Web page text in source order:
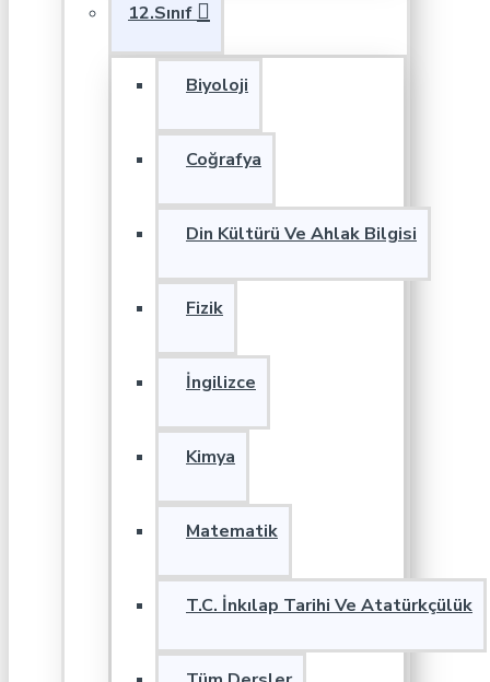
12.Sınıf
Biyoloji
Coğrafya
Din Kültürü Ve Ahlak Bilgisi
Fizik
İngilizce
Kimya
Matematik
T.C. İnkılap Tarihi Ve Atatürkçülük